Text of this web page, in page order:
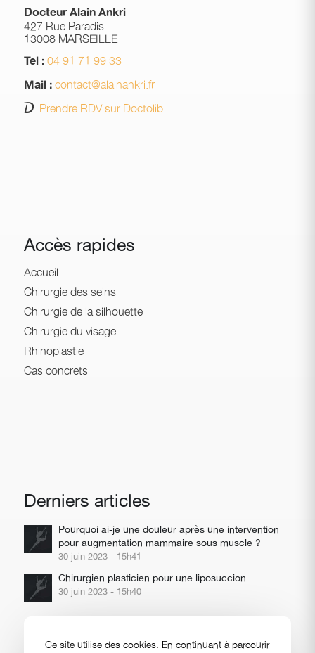
Docteur Alain Ankri
427 Rue Paradis
13008 MARSEILLE
Tel :04 91 71 99 33
Mail :contact@alainankri.fr
Prendre RDV sur Doctolib
Accès rapides
Accueil
Chirurgie des seins
Chirurgie de la silhouette
Chirurgie du visage
Rhinoplastie
Cas concrets
Derniers articles
Pourquoi ai-je une douleur après une intervention
pour augmentation mammaire sous muscle ?
30 juin 2023 - 15h41
Chirurgien plasticien pour une liposuccion
30 juin 2023 - 15h40
Ce site utilise des cookies. En continuant à parcourir